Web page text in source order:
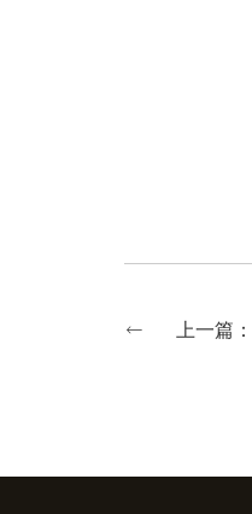
上一篇：